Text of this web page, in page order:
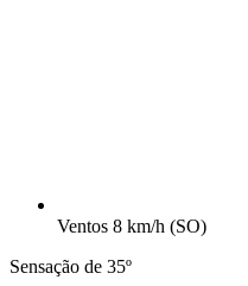
Ventos 8 km/h (SO)
Sensação de 35º